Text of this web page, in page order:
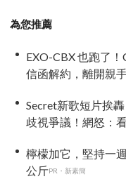
為您推薦
EXO-CBX 也跑了
信函解約，離開親
Secret新歌短片挨
歧視爭議！網怒：
檸檬加它，堅持一
公斤PR・新素簡